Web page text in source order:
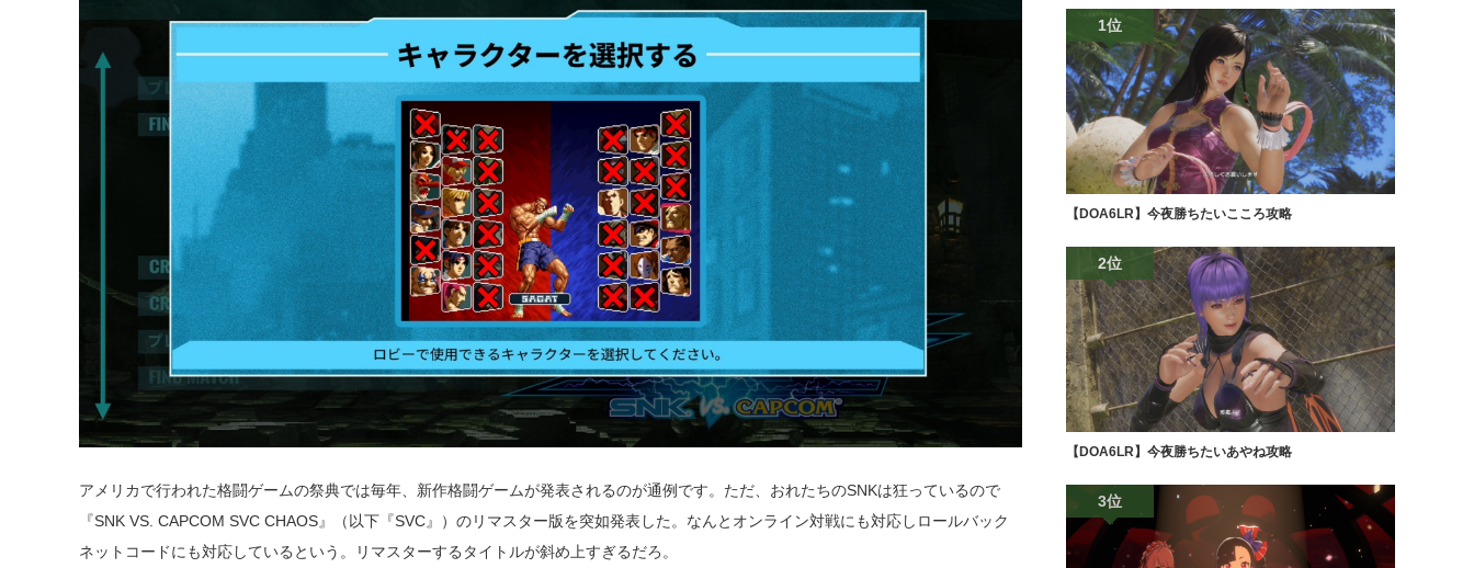
アメリカで行われた格闘ゲームの祭典では毎年、新作格闘ゲームが発表されるのが通例です。ただ、おれたちのSNKは狂っているので
『SNK VS. CAPCOM SVC CHAOS』（以下『SVC』）のリマスター版を突如発表した。なんとオンライン対戦にも対応しロールバック
ネットコードにも対応しているという。リマスターするタイトルが斜め上すぎるだろ。
1位
【DOA6LR】今夜勝ちたいこころ攻略
2位
【DOA6LR】今夜勝ちたいあやね攻略
3位